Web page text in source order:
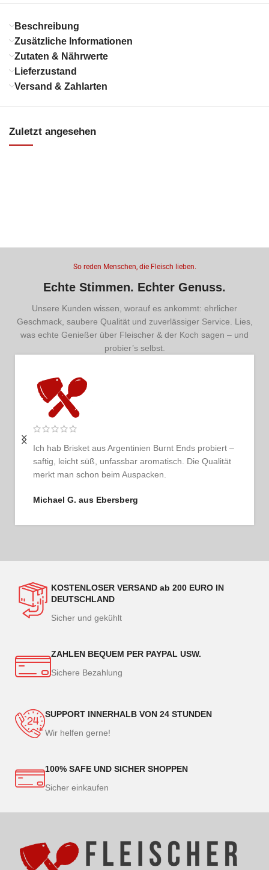
Beschreibung
Zusätzliche Informationen
Zutaten & Nährwerte
Lieferzustand
Versand & Zahlarten
Zuletzt angesehen
So reden Menschen, die Fleisch lieben.
Echte Stimmen. Echter Genuss.
Unsere Kunden wissen, worauf es ankommt: ehrlicher
Geschmack, saubere Qualität und zuverlässiger Service. Lies,
was echte Genießer über Fleischer & der Koch sagen – und
probier’s selbst.
Ich bestelle regelmäßig und bin jedes Mal begeistert.
Das Fleisch ist tadellos, der Service persönlich und
ehrlich. So schmeckt Vertrauen.
Thomas G. aus Hamburg
KOSTENLOSER VERSAND ab 200 EURO IN
DEUTSCHLAND
Sicher und gekühlt
ZAHLEN BEQUEM PER PAYPAL USW.
Sichere Bezahlung
SUPPORT INNERHALB VON 24 STUNDEN
Wir helfen gerne!
100% SAFE UND SICHER SHOPPEN
Sicher einkaufen